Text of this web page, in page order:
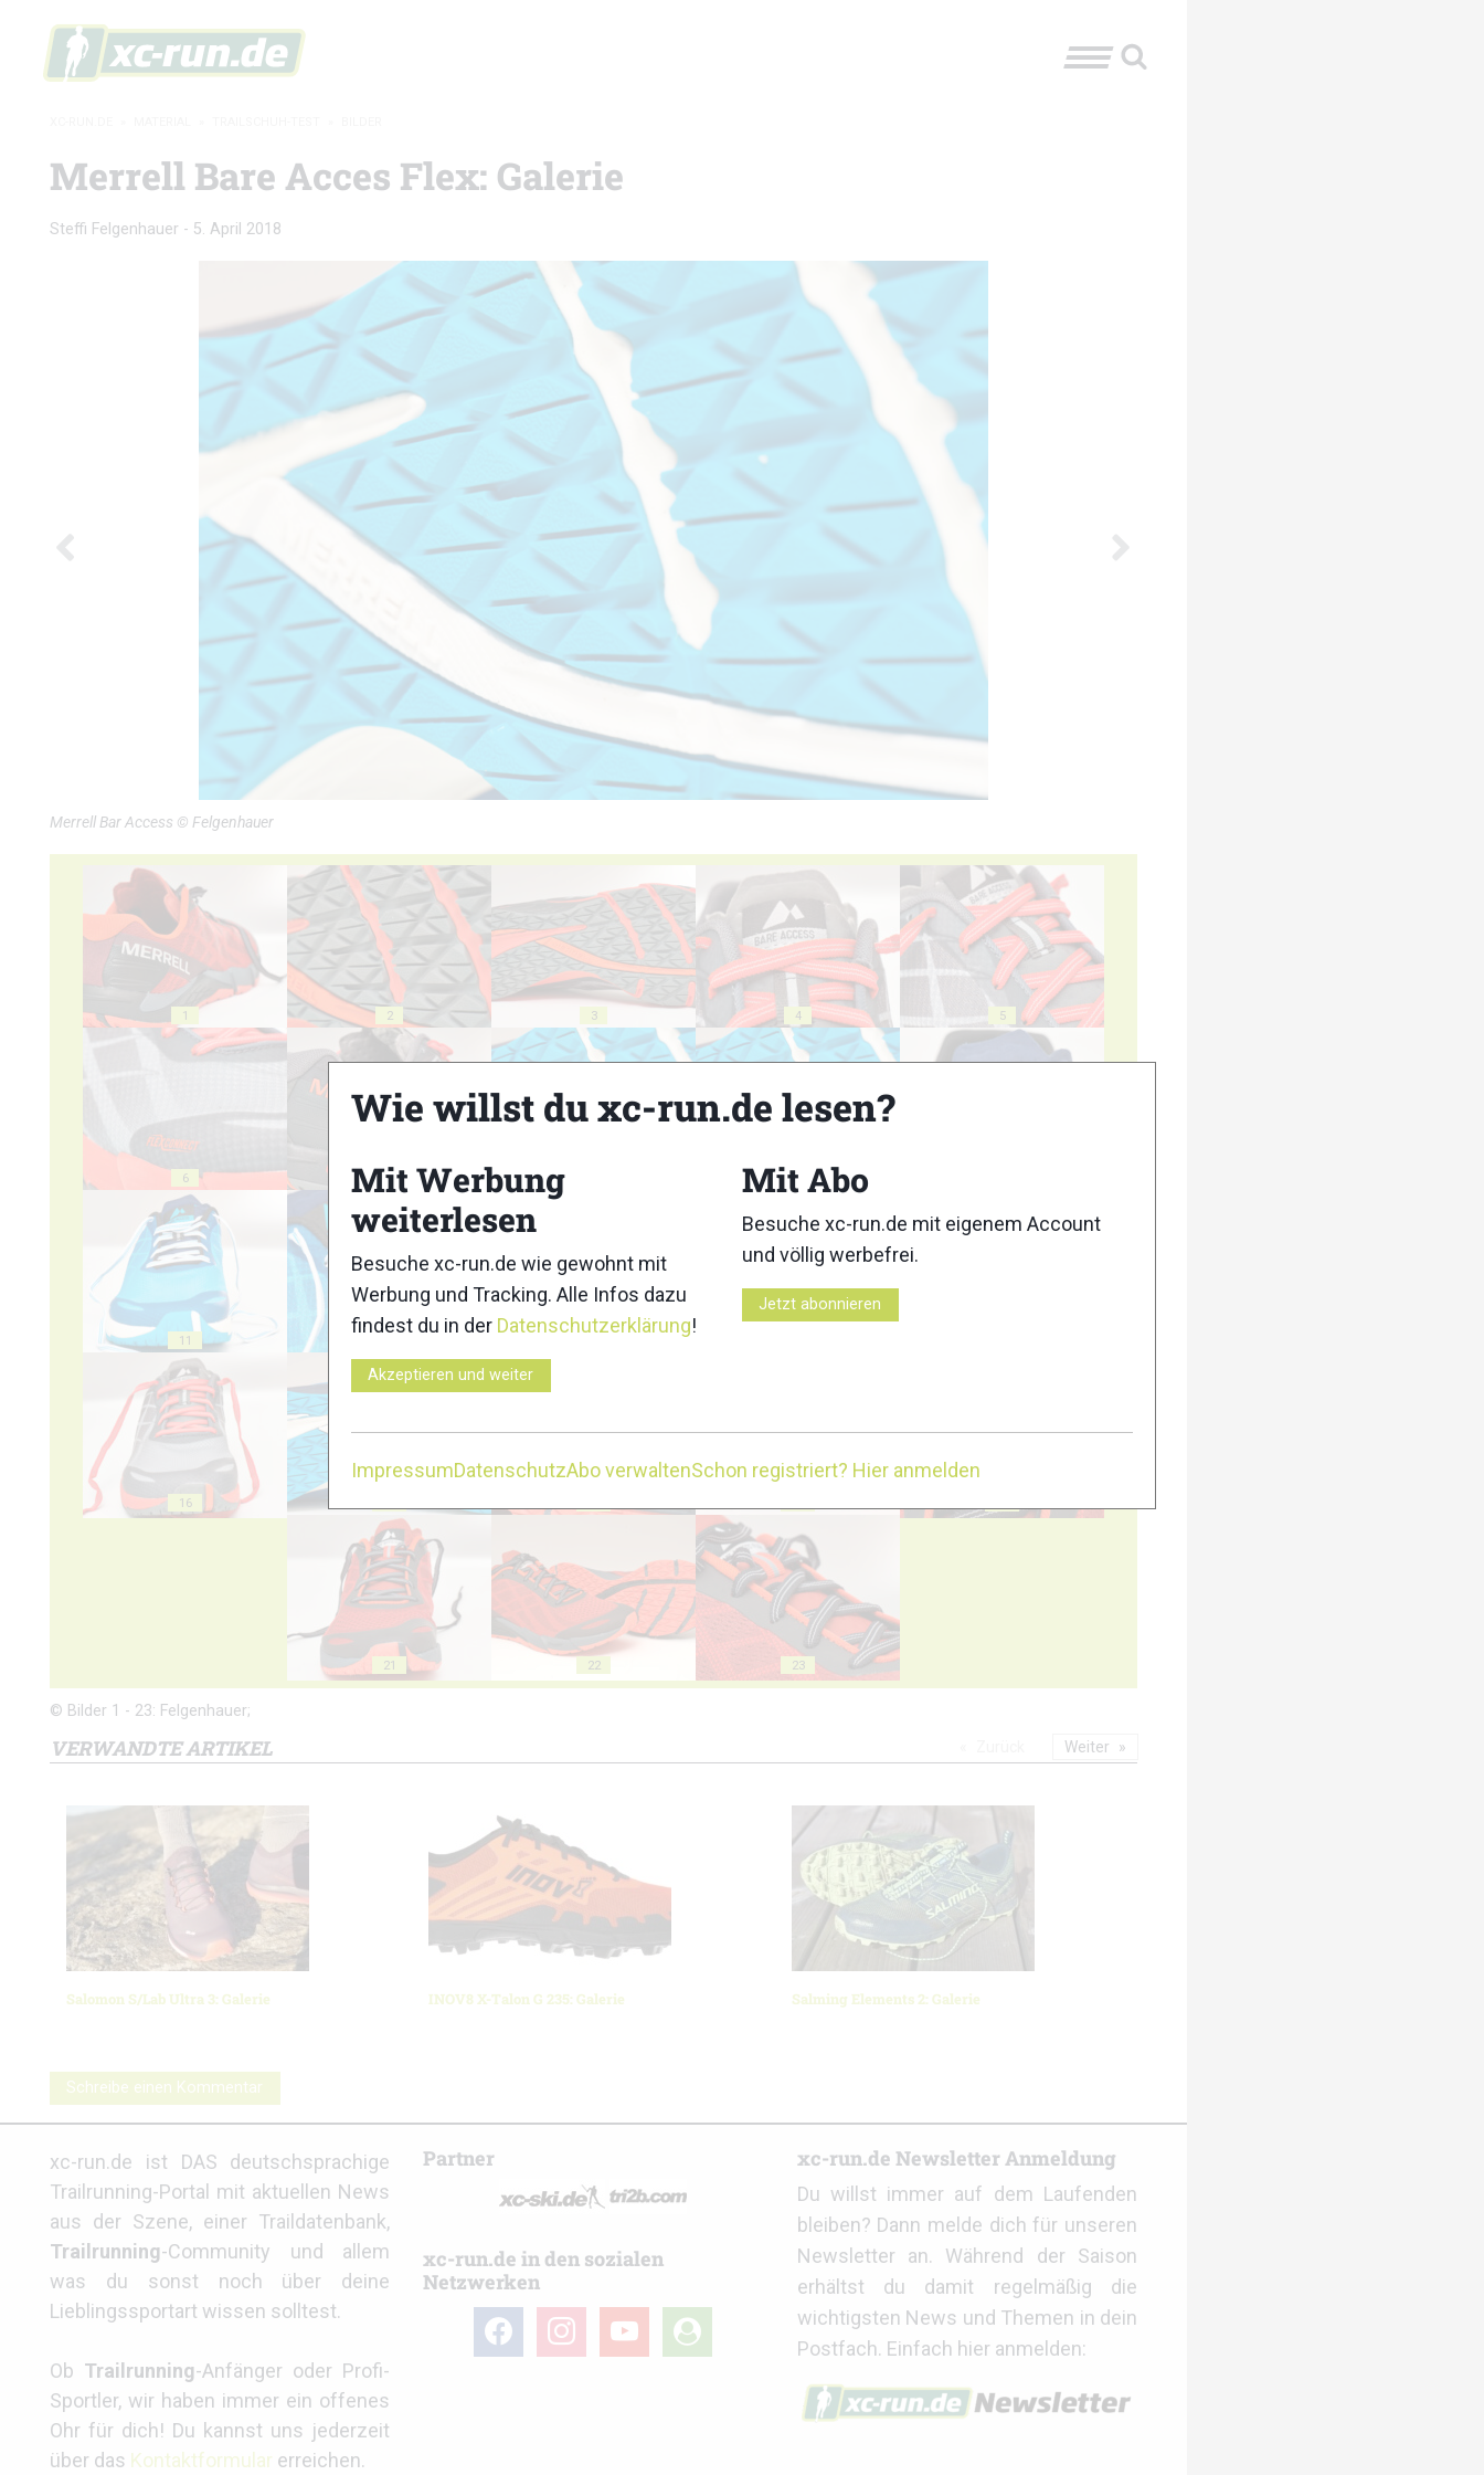
Merrell Bare Acces Flex: Galerie
Steffi Felgenhauer - 5. April 2018
Merrell Bar Access © Felgenhauer
1 2 3 4 5
6 7 9
11
16
21 22 23
© Bilder 1 - 23: Felgenhauer;
VERWANDTE ARTIKEL
Salomon S/Lab Ultra 3: Galerie INOV8 X-Talon G 235: Galerie Salming Elements 2: Galerie
Weiter
Schreibe einen Kommentar
xc-run.de ist DAS deutschsprachige
Trailrunning-Portal mit aktuellen News
aus der Szene, einer Traildatenbank,
Trailrunning-Community und allem
was du sonst noch über deine
Lieblingssportart wissen solltest.
Ob Trailrunning-Anfänger oder Profi-
Sportler, wir haben immer ein offenes
Ohr für dich! Du kannst uns jederzeit
über das Kontaktformular erreichen.
Partner
xc-run.de in den sozialen
Netzwerken
facebookinstagramyoutube
user-
circle
xc-run.de Newsletter Anmeldung
Du willst immer auf dem Laufenden
bleiben? Dann melde dich für unseren
Newsletter an. Während der Saison
erhältst du damit regelmäßig die
wichtigsten News und Themen in dein
Postfach. Einfach hier anmelden:
Wie willst du xc-run.de lesen?
Mit Werbung
weiterlesen
Besuche xc-run.de wie gewohnt mit
Werbung und Tracking. Alle Infos dazu
findest du in der Datenschutzerklärung!
Akzeptieren und weiter
Mit Abo
Besuche xc-run.de mit eigenem Account
und völlig werbefrei.
Jetzt abonnieren
ImpressumDatenschutzAbo verwaltenSchon registriert? Hier anmelden